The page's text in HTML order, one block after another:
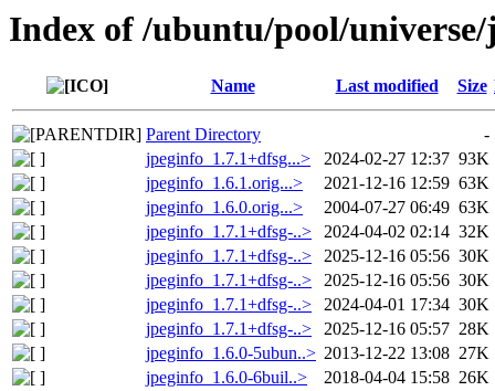
Index of /ubuntu/pool/
Name Last modified Size
Parent Directory
-
jpeginfo_1.7.1+dfsg...>
2024-02-27 12:37 93K
jpeginfo_1.6.1.orig...>
2021-12-16 12:59 63K
jpeginfo_1.6.0.orig...>
2004-07-27 06:49 63K
jpeginfo_1.7.1+dfsg-..>
2024-04-02 02:14 32K
jpeginfo_1.7.1+dfsg-..>
2025-12-16 05:56 30K
jpeginfo_1.7.1+dfsg-..>
2025-12-16 05:56 30K
jpeginfo_1.7.1+dfsg-..>
2024-04-01 17:34 30K
jpeginfo_1.7.1+dfsg-..>
2025-12-16 05:57 28K
jpeginfo_1.6.0-5ubun..> 2013-12-22 13:08 27K
jpeginfo_1.6.0-6buil..>
2018-04-04 15:58 26K